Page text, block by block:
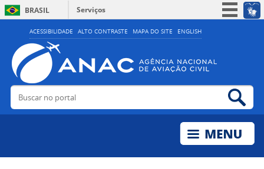
ACESSIBILIDADE ALTO CONTRASTE MAPA DO SITE ENGLISH
BRASIL
Serviços
Simplifique!
Acesso à informação
Legislação
Buscar no portal